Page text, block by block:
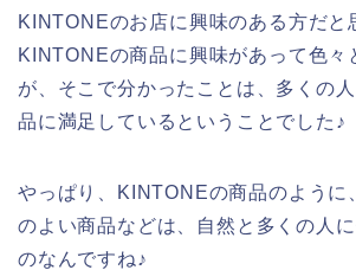
KINTONEのお店に興味のある方だと
KINTONEの商品に興味があって色々
が、そこで分かったことは、多くの
品に満足しているということでした♪
やっぱり、KINTONEの商品のように
のよい商品などは、自然と多くの人
のなんですね♪